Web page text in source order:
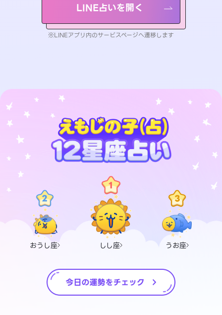
LINE占いを開く
※LINEアプリ内のサービスページへ遷移します
おうし座 しし座 うお座